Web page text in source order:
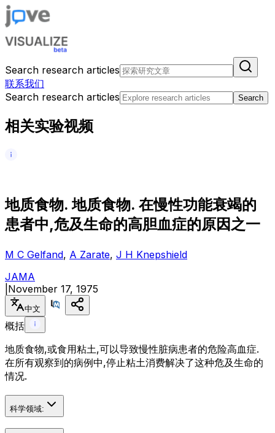
Search research articles
联系我们
Search research articles
Search
相关实验视频
地质食物. 地质食物. 在慢性功能衰竭的
患者中,危及生命的高胆血症的原因 之一
M C Gelfand, A Zarate, J H Knepshield
JAMA
November 17, 1975
中文
概括
地质食物,或食用粘土,可以导致慢性脏病患者的危险高血症.
在所有观察到的病例中,停止粘土消费解决了这种危及生命的
情况.
科学领域: